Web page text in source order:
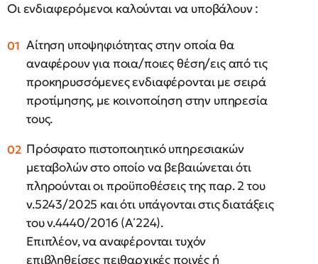
Οι ενδιαφερόμενοι καλούνται να υποβάλουν :
Αίτηση υποψηφιότητας στην οποία θα
αναφέρουν για ποια/ποιες θέση/εις από τις
προκηρυσσόμενες ενδιαφέρονται με σειρά
προτίμησης, με κοινοποίηση στην υπηρεσία
τους.
Πρόσφατο πιστοποιητικό υπηρεσιακών
μεταβολών στο οποίο να βεβαιώνεται ότι
πληρούνται οι προϋποθέσεις της παρ. 2 του
ν.5243/2025 και ότι υπάγονται στις διατάξεις
του ν.4440/2016 (Α΄224).
Επιπλέον, να αναφέρονται τυχόν
επιβληθείσες πειθαρχικές ποινές ή